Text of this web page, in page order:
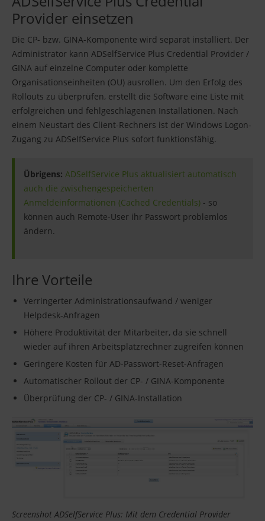
Provider einsetzen
Die CP- bzw. GINA-Komponente wird separat installiert. Der
Administrator kann ADSelfService Plus Credential Provider /
GINA auf einzelne Computer oder komplette
Organisationseinheiten (OU) ausrollen. Um den Erfolg des
Rollouts zu überprüfen, erstellt die Software eine Liste mit
erfolgreichen und fehlgeschlagenen Installationen. Nach
einem Neustart des Client-Rechners ist der Windows Logon-
Zugang zu ADSelfService Plus sofort funktionsfähig.
Übrigens: ADSelfService Plus aktualisiert automatisch
auch die zwischengespeicherten
Anmeldeinformationen (Cached Credentials) - so
können auch Remote-User ihr Passwort problemlos
ändern.
Ihre Vorteile
Verringerter Administrationsaufwand / weniger
Helpdesk-Anfragen
Höhere Produktivität der Mitarbeiter, da sie schnell
wieder auf ihren Arbeitsplatzrechner zugreifen können
Geringere Kosten für AD-Passwort-Reset-Anfragen
Automatischer Rollout der CP- / GINA-Komponente
Überprüfung der CP- / GINA-Installation
Screenshot ADSelfService Plus: Mit dem Credential Provider